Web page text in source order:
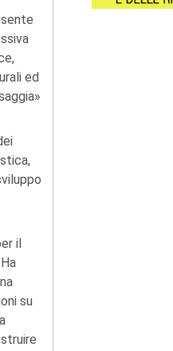
ed
il
su